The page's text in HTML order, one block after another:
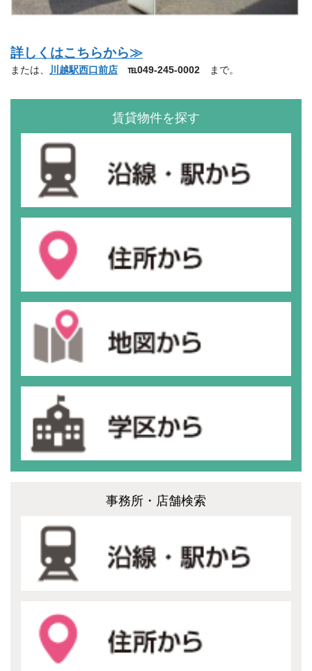
詳しくはこちらから≫
または、 川越駅西口前店 ℡049-245-0002 まで。
賃貸物件を探す
事務所・店舗検索